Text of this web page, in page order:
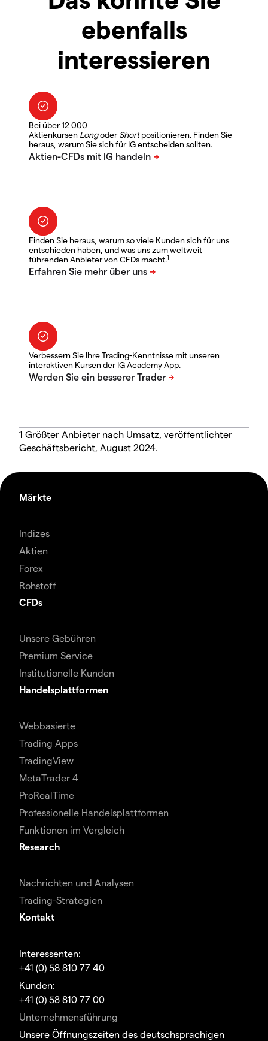
ebenfalls
interessieren
Bei über 12 000
Aktienkursen LongoderShortpositionieren. Finden Sie
heraus, warum Sie sich für IG entscheiden sollten.
Finden Sie heraus, warum so viele Kunden sich für uns
entschieden haben, und was uns zum weltweit
führenden Anbieter von CFDs macht.1
Verbessern Sie Ihre Trading-Kenntnisse mit unseren
interaktiven Kursen der IG Academy App.
1 Größter Anbieter nach Umsatz, veröffentlichter
Geschäftsbericht, August 2024.
Märkte
Indizes
Aktien
Forex
Rohstoff
CFDs
Unsere Gebühren
Premium Service
Institutionelle Kunden
Handelsplattformen
Webbasierte
Trading Apps
TradingView
MetaTrader 4
ProRealTime
Professionelle Handelsplattformen
Funktionen im Vergleich
Research
Nachrichten und Analysen
Trading-Strategien
Kontakt
Interessenten:
+41 (0) 58 810 77 40
Kunden:
+41 (0) 58 810 77 00
Unternehmensführung
Unsere Öffnungszeiten des deutschsprachigen